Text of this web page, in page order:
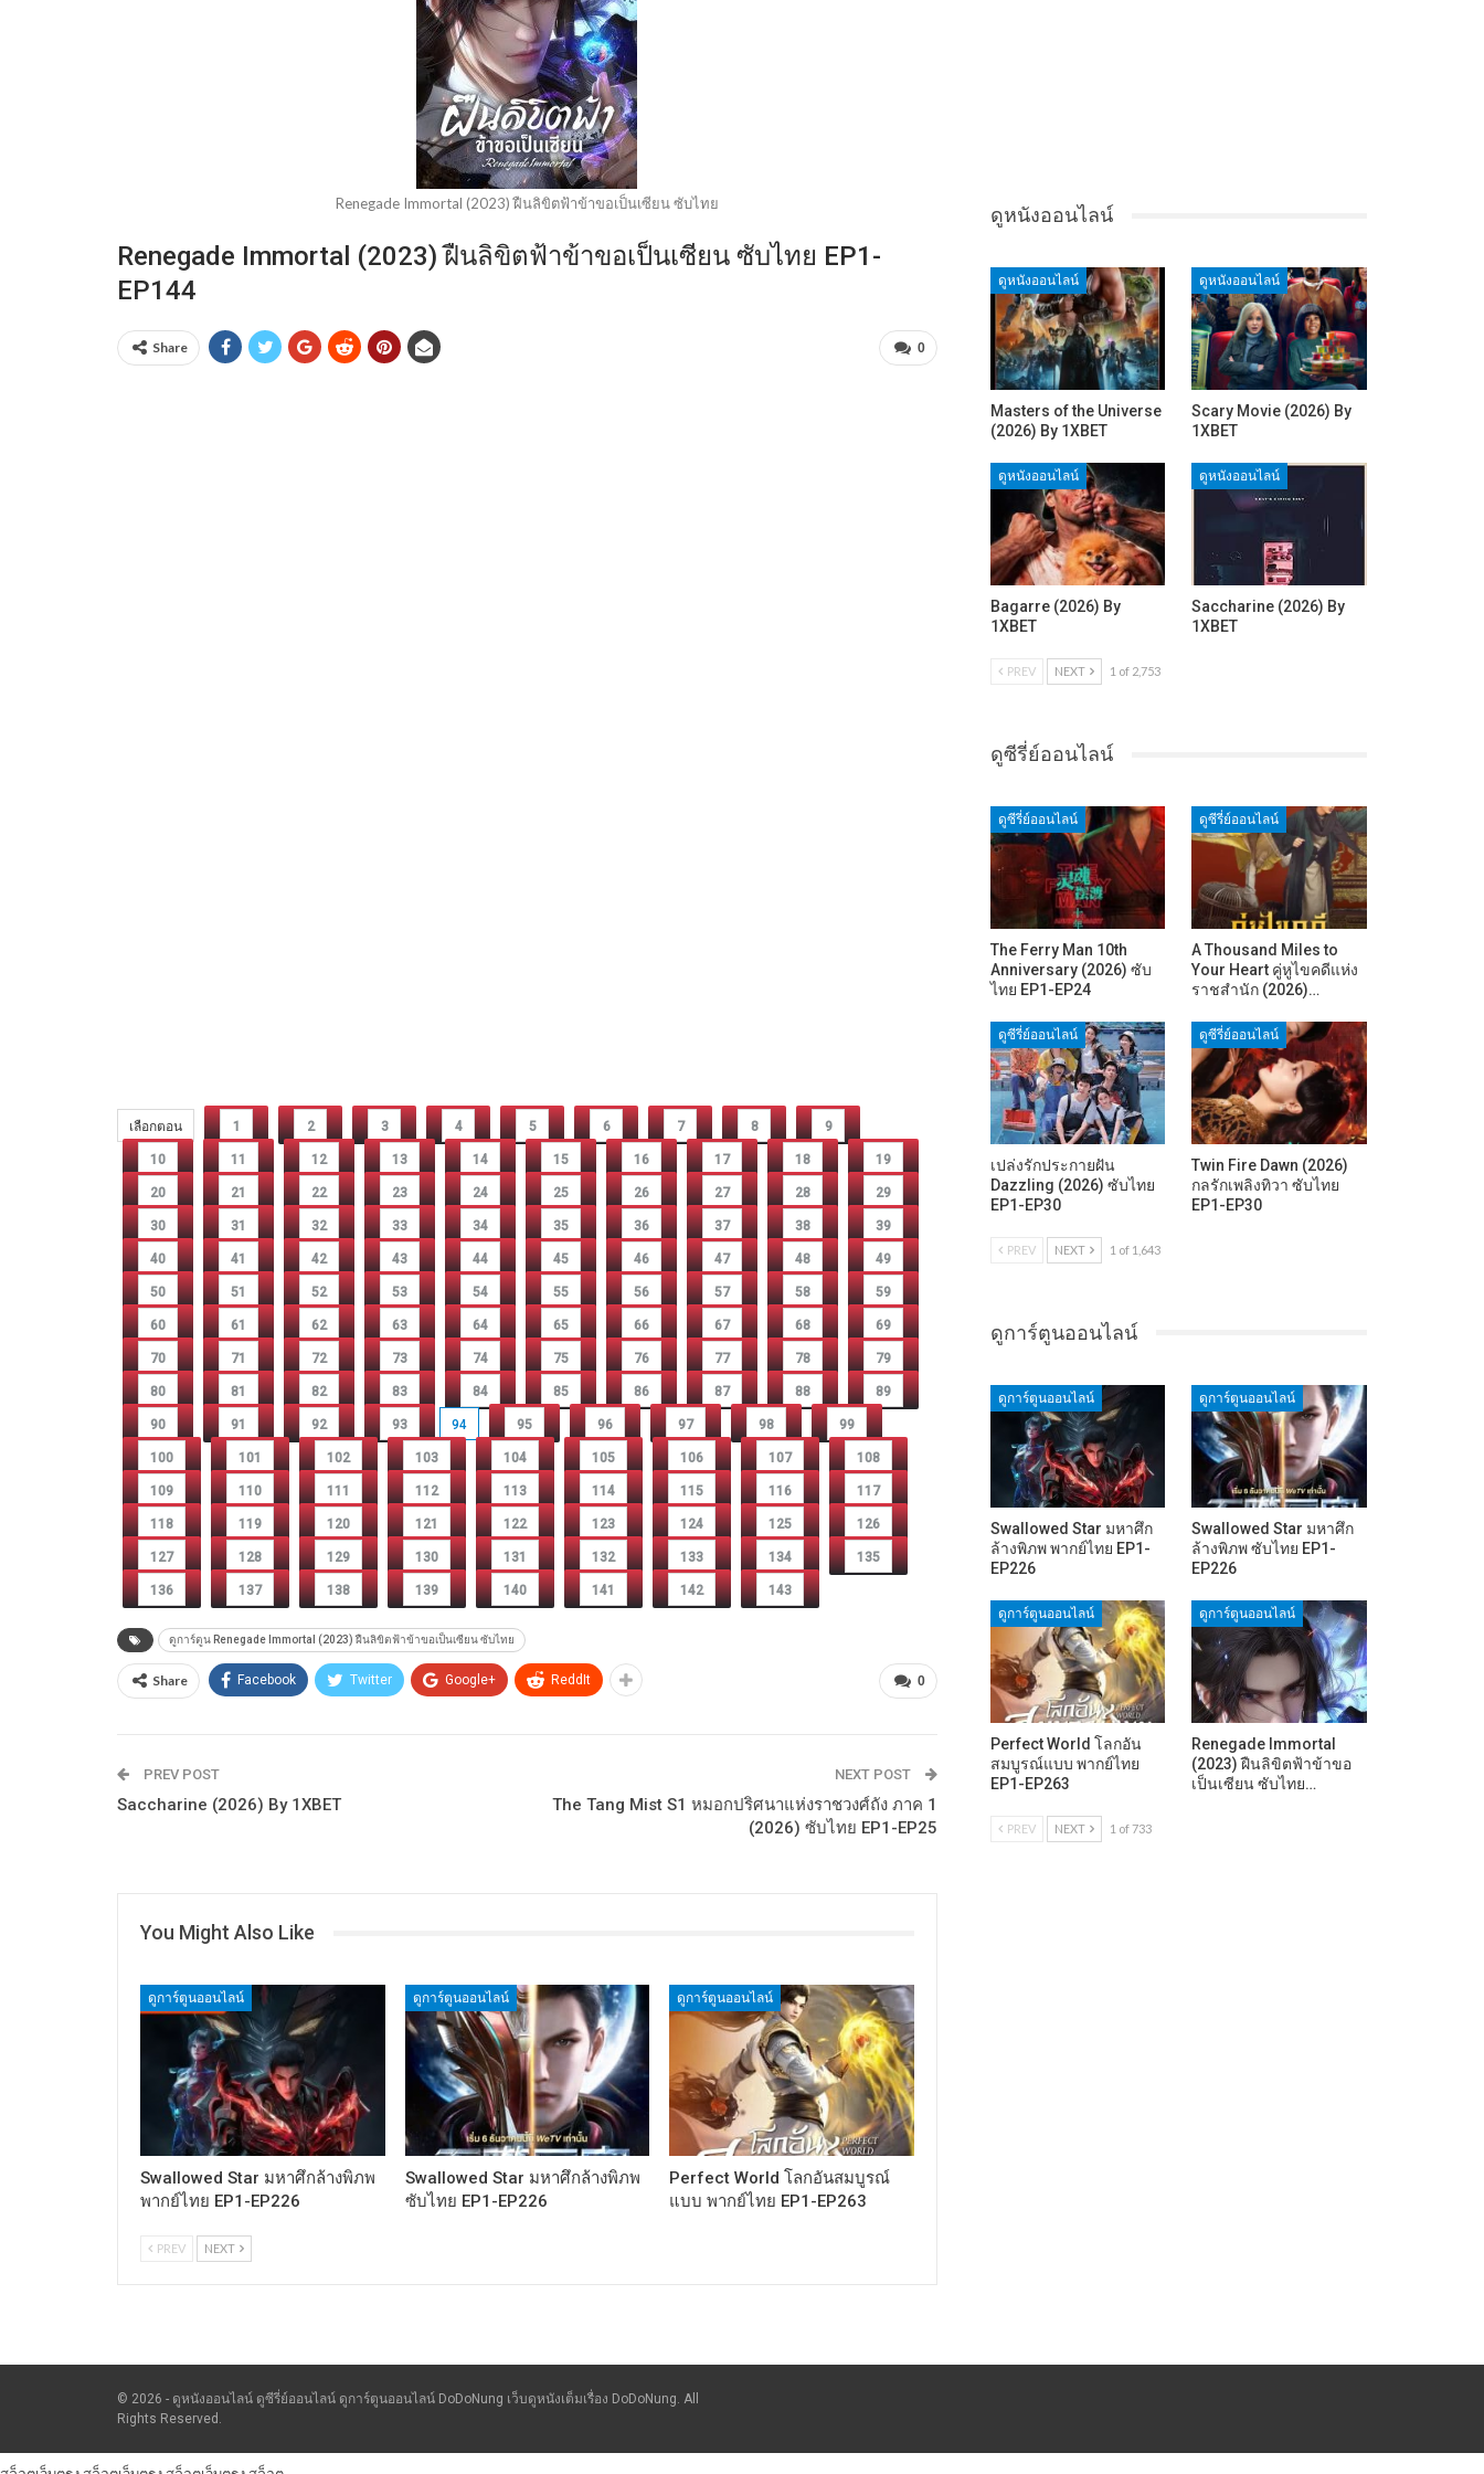
Renegade Immortal (2023) ฝืนลิขิตฟ้าข้าขอเป็นเซียน ซับไทย
Renegade Immortal (2023) ฝืนลิขิตฟ้าข้าขอเป็นเซียน ซับไทย EP1-
EP144
0
Share
เลือกตอน 1 2 3 4 5 6 7 8 9
10 11 12 13 14 15 16 17 18 19
20 21 22 23 24 25 26 27 28 29
30 31 32 33 34 35 36 37 38 39
40 41 42 43 44 45 46 47 48 49
50 51 52 53 54 55 56 57 58 59
60 61 62 63 64 65 66 67 68 69
70 71 72 73 74 75 76 77 78 79
80 81 82 83 84 85 86 87 88 89
90 91 92 93 94 95 96 97 98 99
100 101 102 103 104 105 106 107 108
109 110 111 112 113 114 115 116 117
118 119 120 121 122 123 124 125 126
127 128 129 130 131 132 133 134 135
136 137 138 139 140 141 142 143
ดูการ์ตูน Renegade Immortal (2023) ฝืนลิขิตฟ้าข้าขอเป็นเซียน ซับไทย
0
Share Facebook Twitter Google+ ReddIt
PREV POST
Saccharine (2026) By 1XBET
NEXT POST
The Tang Mist S1 หมอกปริศนาแห่งราชวงศ์ถัง ภาค 1
(2026) ซับไทย EP1-EP25
You Might Also Like
ดูการ์ตูนออนไลน์
Swallowed Star มหาศึกล้างพิภพ
พากย์ไทย EP1-EP226
ดูการ์ตูนออนไลน์
Swallowed Star มหาศึกล้างพิภพ
ซับไทย EP1-EP226
ดูการ์ตูนออนไลน์
Perfect World โลกอันสมบูรณ์
แบบ พากย์ไทย EP1-EP263
PREV NEXT
ดูหนังออนไลน์
ดูหนังออนไลน์
Masters of the Universe
(2026) By 1XBET
ดูหนังออนไลน์
Scary Movie (2026) By
1XBET
ดูหนังออนไลน์
Bagarre (2026) By
1XBET
ดูหนังออนไลน์
Saccharine (2026) By
1XBET
PREV NEXT 1 of 2,753
ดูซีรี่ย์ออนไลน์
ดูซีรี่ย์ออนไลน์
The Ferry Man 10th
Anniversary (2026) ซับ
ไทย EP1-EP24
ดูซีรี่ย์ออนไลน์
A Thousand Miles to
Your Heart คู่หูไขคดีแห่ง
ราชสำนัก (2026)…
ดูซีรี่ย์ออนไลน์
เปล่งรักประกายฝัน
Dazzling (2026) ซับไทย
EP1-EP30
ดูซีรี่ย์ออนไลน์
Twin Fire Dawn (2026)
กลรักเพลิงทิวา ซับไทย
EP1-EP30
PREV NEXT 1 of 1,643
ดูการ์ตูนออนไลน์
ดูการ์ตูนออนไลน์
Swallowed Star มหาศึก
ล้างพิภพ พากย์ไทย EP1-
EP226
ดูการ์ตูนออนไลน์
Swallowed Star มหาศึก
ล้างพิภพ ซับไทย EP1-
EP226
ดูการ์ตูนออนไลน์
Perfect World โลกอัน
สมบูรณ์แบบ พากย์ไทย
EP1-EP263
ดูการ์ตูนออนไลน์
Renegade Immortal
(2023) ฝืนลิขิตฟ้าข้าขอ
เป็นเซียน ซับไทย…
PREV NEXT 1 of 733
© 2026 - ดูหนังออนไลน์ ดูซีรี่ย์ออนไลน์ ดูการ์ตูนออนไลน์ DoDoNung เว็บดูหนังเต็มเรื่อง DoDoNung. All
Rights Reserved.